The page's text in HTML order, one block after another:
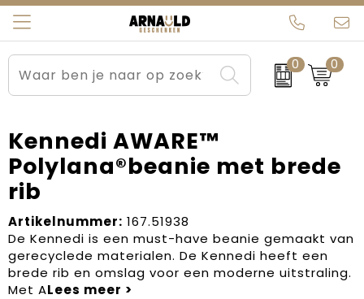
0 0
Relatiegeschenken
Sportkleding
Werkkleding
Tassen
Beurs en Evenementen
Brievenbuspakketten
Carnaval
Kerstartikelen
Kerstpakketten
Arnauld Kerstpakketten
MijnEigenKadootje
Ons team
Contact
Blogs
Kennedi AWARE™
Polylana®beanie met brede
rib
Artikelnummer: 167.51938
De Kennedi is een must-have beanie gemaakt van
gerecyclede materialen. De Kennedi heeft een
brede rib en omslag voor een moderne uitstraling.
Met A